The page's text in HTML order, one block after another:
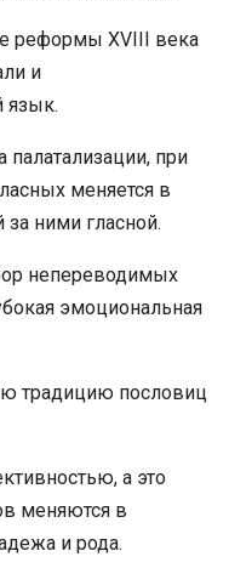
реформы XVIII века
и
язык.
палатализации, при
меняется в
ними гласной.
непереводимых
эмоциональная
традицию пословиц
а это
меняются в
и рода.